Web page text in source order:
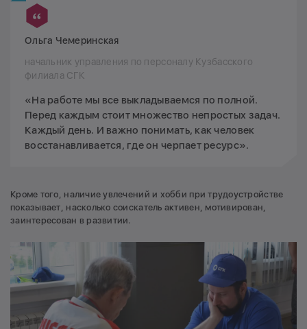
Ольга Чемеринская
начальник управления по персоналу Кузбасского
филиала СГК
«На работе мы все выкладываемся по полной.
Перед каждым стоит множество непростых задач.
Каждый день. И важно понимать, как человек
восстанавливается, где он черпает ресурс».
Кроме того, наличие увлечений и хобби при трудоустройстве
показывает, насколько соискатель активен, мотивирован,
заинтересован в развитии.